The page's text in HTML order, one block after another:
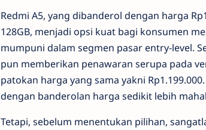
Redmi A5, yang dibanderol dengan harga
128GB, menjadi opsi kuat bagi konsumen
mumpuni dalam segmen pasar entry-level.
pun memberikan penawaran serupa pada
patokan harga yang sama yakni
dengan banderolan harga sedikit lebih
Tetapi, sebelum menentukan pilihan,